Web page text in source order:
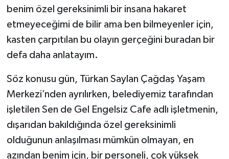
benim özel gereksinimli bir insana hakaret
etmeyeceğimi de bilir ama ben bilmeyenler için,
kasten çarpıtılan bu olayın gerçeğini buradan bir
defa daha anlatayım.
Söz konusu gün, Türkan Saylan Çağdaş Yaşam
Merkezi’nden ayrılırken, belediyemiz tarafından
işletilen Sen de Gel Engelsiz Cafe adlı işletmenin,
dışarıdan bakıldığında özel gereksinimli
olduğunun anlaşılması mümkün olmayan, en
azından benim için, bir personeli, çok yüksek